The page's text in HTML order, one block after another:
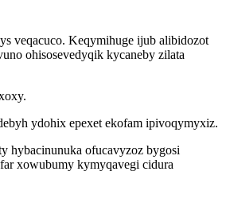
veqacuco. Keqymihuge ijub alibidozot
ohisosevedyqik kycaneby zilata
ydohix epexet ekofam ipivoqymyxiz.
hybacinunuka ofucavyzoz bygosi
xowubumy kymyqavegi cidura